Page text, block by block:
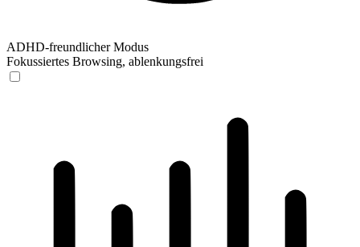
ADHD-freundlicher Modus
Fokussiertes Browsing, ablenkungsfrei